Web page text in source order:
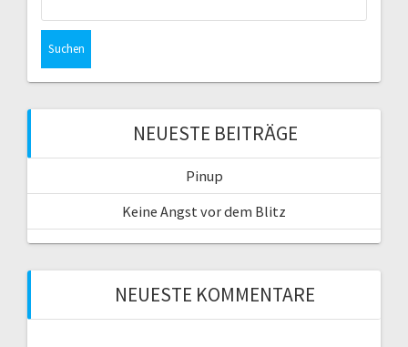
NEUESTE BEITRÄGE
Pinup
Keine Angst vor dem Blitz
NEUESTE KOMMENTARE